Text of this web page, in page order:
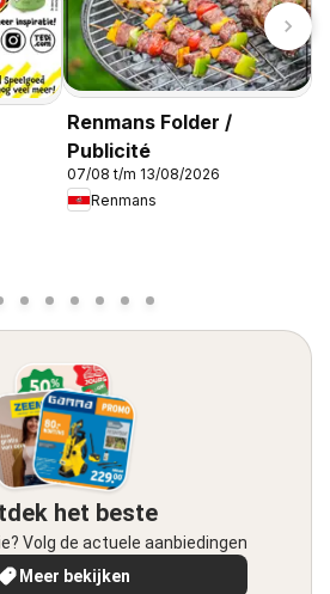
Renmans Folder /
Publicité
07/08 t/m 13/08/2026
Renmans
het beste
Volg de actuele aanbiedingen
Meer bekijken